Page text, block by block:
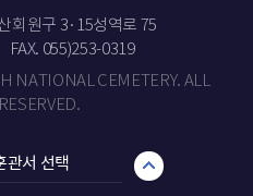
회원구 3·15성역로 75
FAX. 055)253-0319
NATIONAL CEMETERY. ALL
관서 선택